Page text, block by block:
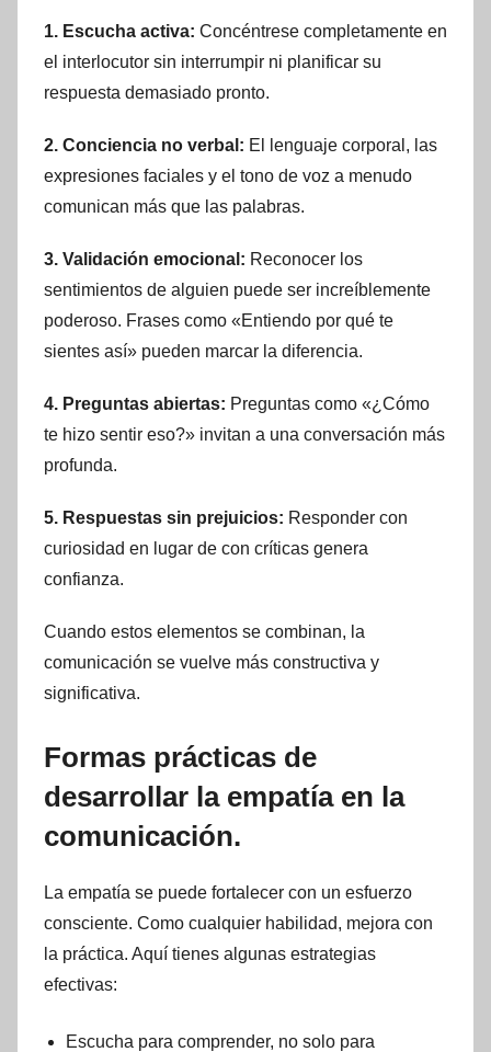
1. Escucha activa: Concéntrese completamente en
el interlocutor sin interrumpir ni planificar su
respuesta demasiado pronto.
2. Conciencia no verbal: El lenguaje corporal, las
expresiones faciales y el tono de voz a menudo
comunican más que las palabras.
3. Validación emocional: Reconocer los
sentimientos de alguien puede ser increíblemente
poderoso. Frases como «Entiendo por qué te
sientes así» pueden marcar la diferencia.
4. Preguntas abiertas: Preguntas como «¿Cómo
te hizo sentir eso?» invitan a una conversación más
profunda.
5. Respuestas sin prejuicios: Responder con
curiosidad en lugar de con críticas genera
confianza.
Cuando estos elementos se combinan, la
comunicación se vuelve más constructiva y
significativa.
Formas prácticas de
desarrollar la empatía en la
comunicación.
La empatía se puede fortalecer con un esfuerzo
consciente. Como cualquier habilidad, mejora con
la práctica. Aquí tienes algunas estrategias
efectivas:
Escucha para comprender, no solo para